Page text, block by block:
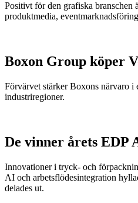
Positivt för den grafiska branschen
produktmedia,
Boxon Group köper
Förvärvet stärker Boxons närvaro i
industriregioner.
De vinner årets EDP
Innovationer i tryck- och
AI och arbetsflödesintegration
delades ut.